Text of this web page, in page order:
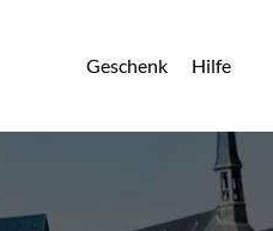
Geschenk Hilfe